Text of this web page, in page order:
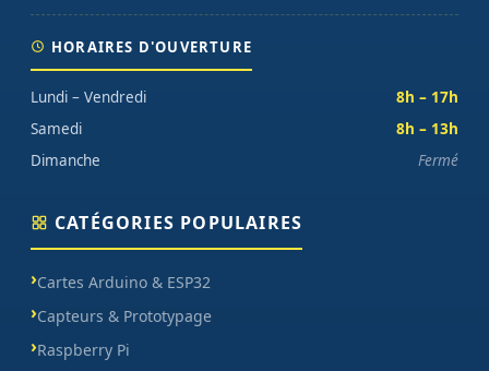
HORAIRES D'OUVERTURE
Lundi – Vendredi
8h – 17h
Samedi
8h – 13h
Dimanche
Fermé
CATÉGORIES POPULAIRES
Cartes Arduino & ESP32
Capteurs & Prototypage
Raspberry Pi